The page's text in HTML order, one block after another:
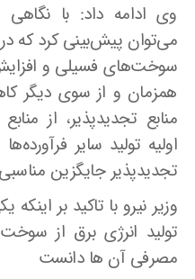
وی ادامه داد: با نگاهی
می‌توان پیش‌بینی کرد که
سوخت‌های فسیلی و
همزمان و از سوی دیگر
منابع تجدیدپذیر، از
اولیه تولید سایر
تجدیدپذیر جایگزین
وزیر نیرو با تاکید بر
تولید انرژی برق از
مصرفی آن ها دانست